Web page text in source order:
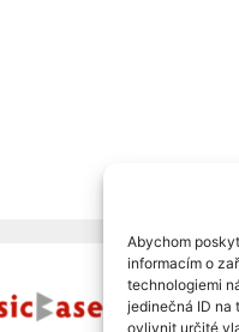
Abychom
informacím o
technologiemi
jedinečná ID na
ovlivnit určité